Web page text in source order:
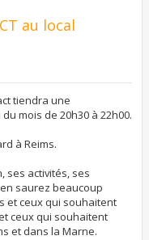
au local
tiendra une
mois de 20h30 à 22h00.
à Reims.
ses activités, ses
saurez beaucoup
et ceux qui souhaitent
ceux qui souhaitent
et dans la Marne.